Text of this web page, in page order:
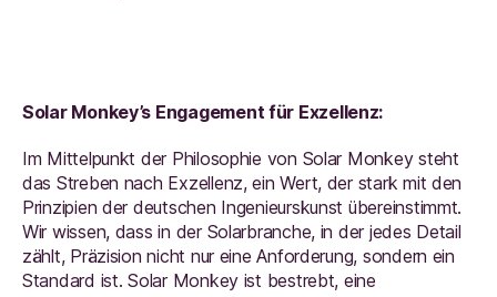
Solar Monkey’s Engagement für Exzellenz:
Im Mittelpunkt der Philosophie von Solar Monkey steht
das Streben nach Exzellenz, ein Wert, der stark mit den
Prinzipien der deutschen Ingenieurskunst übereinstimmt.
Wir wissen, dass in der Solarbranche, in der jedes Detail
zählt, Präzision nicht nur eine Anforderung, sondern ein
Standard ist. Solar Monkey ist bestrebt, eine